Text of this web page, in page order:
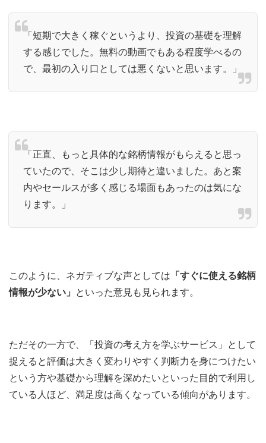
「短期で大きく稼ぐというより、投資の基礎を理解
する感じでした。無料の動画でもある程度学べるの
で、最初の入り口としては悪くないと思います。」
「正直、もっと具体的な銘柄情報がもらえると思っ
ていたので、そこは少し期待と違いました。あと案
内やセールスが多く感じる場面もあったのは気にな
ります。」
このように、ネガティブな声としては 「すぐに使える銘柄
情報が少ない」
といった意見も見られます。
ただその一方で、「投資の考え方を学ぶサービス」として
捉えると評価は大きく変わりやすく判断力を身につけたい
という方や基礎から理解を深めたいといった目的で利用し
ている人ほど、満足度は高くなっている傾向があります。